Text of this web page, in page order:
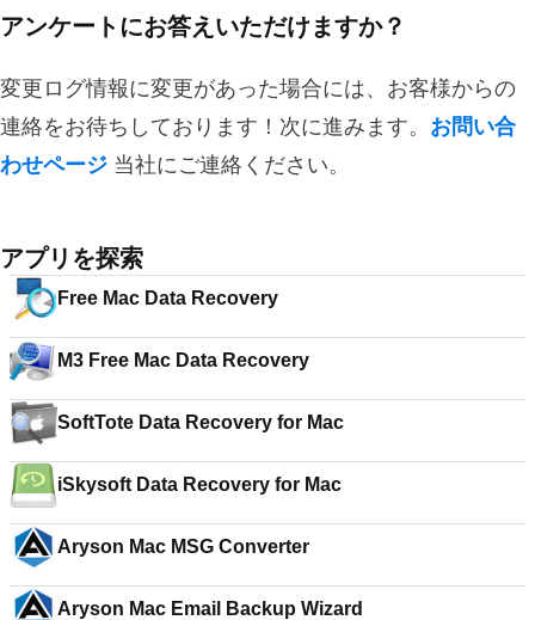
アンケートにお答えいただけますか？
変更ログ情報に変更があった場合には、お客様からの
連絡をお待ちしております！次に進みます。 お問い合
わせページ 当社にご連絡ください。
アプリを探索
Free Mac Data Recovery
M3 Free Mac Data Recovery
SoftTote Data Recovery for Mac
iSkysoft Data Recovery for Mac
Aryson Mac MSG Converter
Aryson Mac Email Backup Wizard